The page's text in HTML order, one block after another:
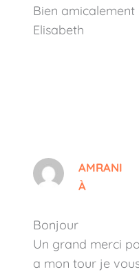
Bien amicalement
Elisabeth
AMRANI
À
Bonjour
Un grand merci
a mon tour je